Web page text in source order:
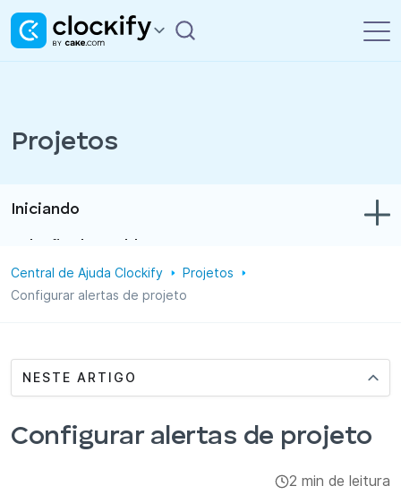
Projetos
Integrações e complementos
Iniciando
Controle de tempo e despesas
Projetos
Administração
Central de Ajuda Clockify
Projetos
Configurar alertas de projeto
NESTE ARTIGO
Configurar alertas de projeto
2 min de leitura